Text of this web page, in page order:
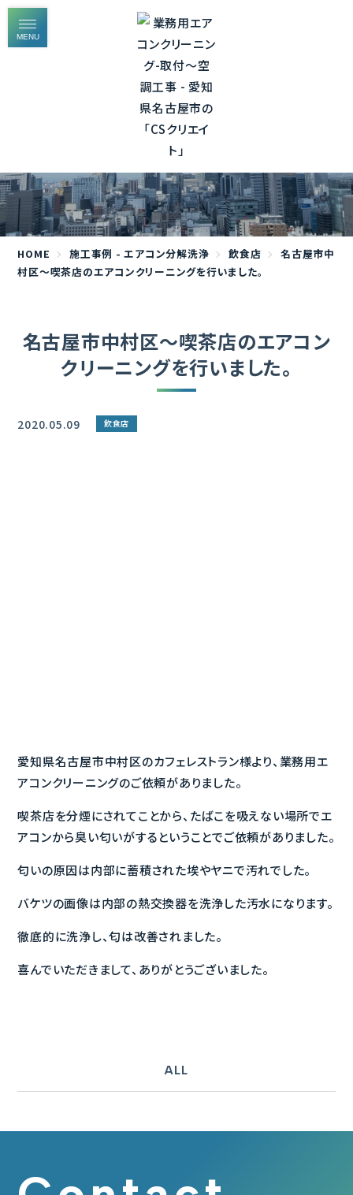
MENU
施工事例 - エアコン分解洗浄
HOME 施工事例 - エアコン分解洗浄 飲食店
名古屋市中
村区～喫茶店のエアコンクリーニングを行いました。
名古屋市中村区～喫茶店のエアコン
クリーニングを行いました。
2020.05.09 飲食店
愛知県名古屋市中村区のカフェレストラン様より、業務用エ
アコンクリーニングのご依頼がありました。
喫茶店を分煙にされてことから、たばこを吸えない場所でエ
アコンから臭い匂いがするということでご依頼がありました。
匂いの原因は内部に蓄積された埃やヤニで汚れでした。
バケツの画像は内部の熱交換器を洗浄した汚水になります。
徹底的に洗浄し、匂は改善されました。
喜んでいただきまして、ありがとうございました。
ALL